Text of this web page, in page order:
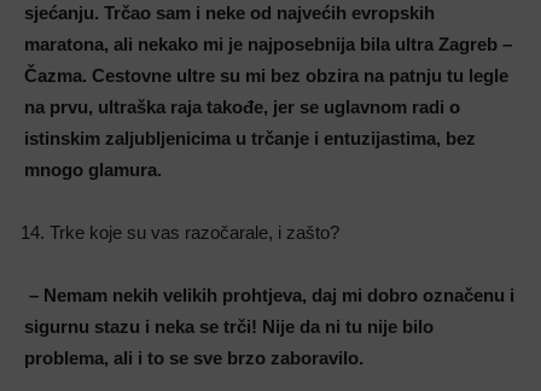
sjećanju. Trčao sam i neke od najvećih evropskih
maratona, ali nekako mi je najposebnija bila ultra Zagreb –
Čazma. Cestovne ultre su mi bez obzira na patnju tu legle
na prvu, ultraška raja takođe, jer se uglavnom radi o
istinskim zaljubljenicima u trčanje i entuzijastima, bez
mnogo glamura.
Trke koje su vas razočarale, i zašto?
– Nemam nekih velikih prohtjeva, daj mi dobro označenu i
sigurnu stazu i neka se trči! Nije da ni tu nije bilo
problema, ali i to se sve brzo zaboravilo.